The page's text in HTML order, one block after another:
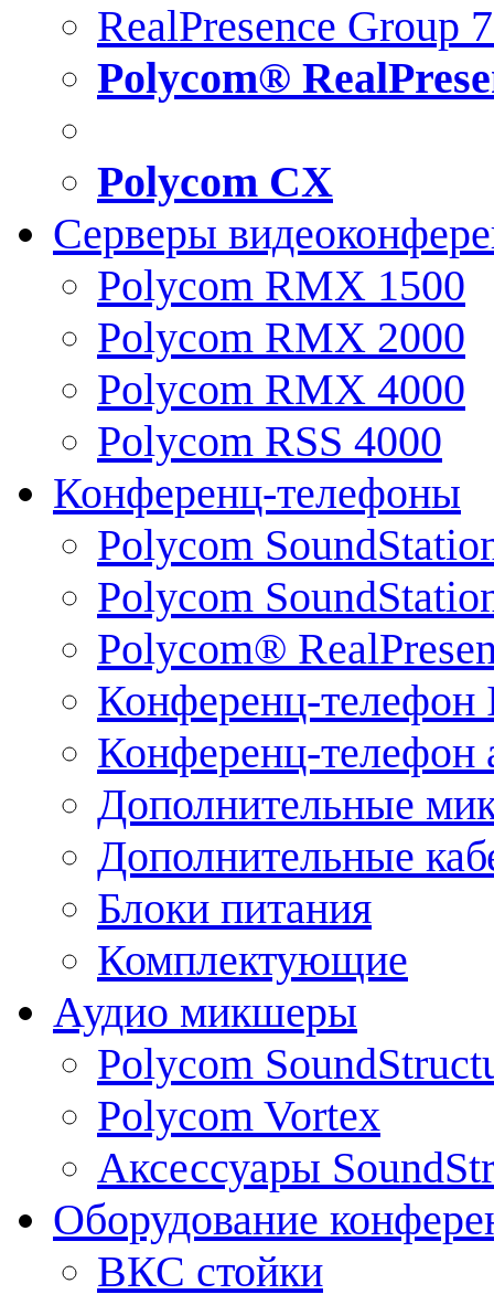
RealPresence Group
Polycom®
Polycom CX
Серверы
Polycom RMX 1500
Polycom RMX 2000
Polycom RMX 4000
Polycom RSS 4000
Конференц-телефоны
Polycom
Polycom
Polycom®
Конференц-телефон
Конференц-телефон
Дополнительные
Дополнительные
Блоки питания
Комплектующие
Аудио микшеры
Polycom
Polycom Vortex
Аксессуары
Оборудование
ВКС стойки